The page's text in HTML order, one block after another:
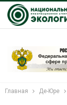
Главная Де-Юре